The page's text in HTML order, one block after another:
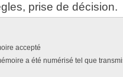
prise de décision.
accepté
a été numérisé tel que